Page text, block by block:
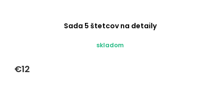
Sada 5 štetcov na detaily
skladom
€12